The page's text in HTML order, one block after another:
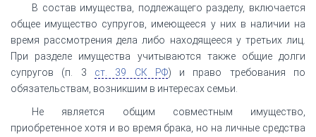
В состав имущества, подлежащего разделу, включается
общее имущество супругов, имеющееся у них в наличии на
время рассмотрения дела либо находящееся у третьих лиц.
При разделе имущества учитываются также общие долги
супругов (п. 3 ст. 39 СК РФ) и право требования по
обязательствам, возникшим в интересах семьи.
Не является общим совместным имущество,
приобретенное хотя и во время брака, но на личные средства